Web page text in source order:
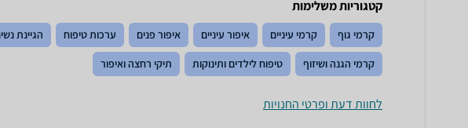
קטגוריות משלימות
קרמי גוף קרמי עיניים איפור עיניים איפור פנים ערכות טיפוח הגיינת
קרמי הגנה ושיזוף טיפוח לילדים ותינוקות תיקי רחצה ואיפור
לחוות דעת ופרטי החנויות